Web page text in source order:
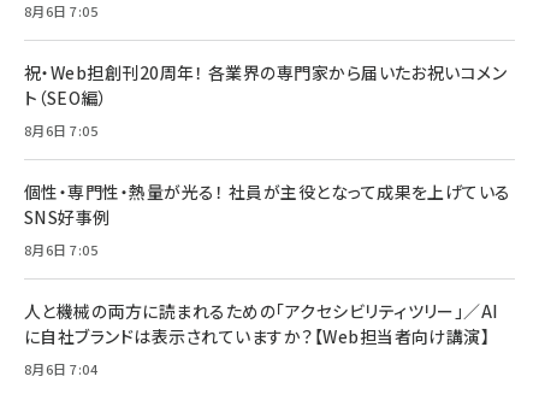
8月6日 7:05
祝・Web担創刊20周年！ 各業界の専門家から届いたお祝いコメン
ト（SEO編）
8月6日 7:05
個性・専門性・熱量が光る！ 社員が主役となって成果を上げている
SNS好事例
8月6日 7:05
人と機械の両方に読まれるための「アクセシビリティツリー」／AI
に自社ブランドは表示されていますか？【Web担当者向け講演】
8月6日 7:04